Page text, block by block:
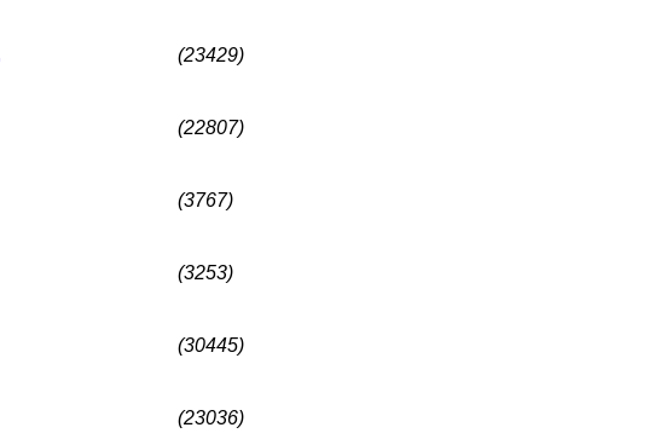
(23429)
(22807)
(3767)
(3253)
(30445)
(23036)